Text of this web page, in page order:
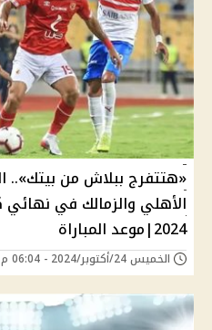
«هتتفرج ببلاش من بيتك»..
الأهلي والزمالك في
2024|موعد المباراة
الخميس 24/أكتوبر/2024 - 06:04 م